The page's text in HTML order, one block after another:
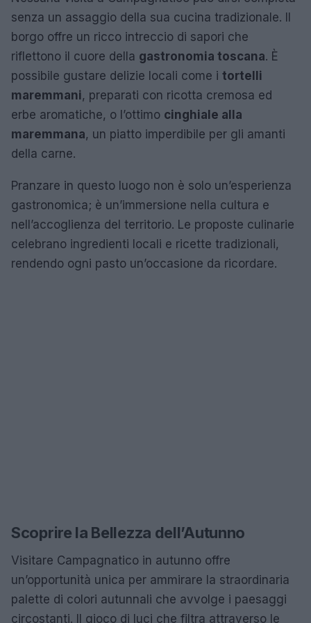
senza un assaggio della sua cucina tradizionale. Il
borgo offre un ricco intreccio di sapori che
riflettono il cuore della gastronomia toscana. È
possibile gustare delizie locali come i tortelli
maremmani, preparati con ricotta cremosa ed
erbe aromatiche, o l’ottimo cinghiale alla
maremmana, un piatto imperdibile per gli amanti
della carne.
Pranzare in questo luogo non è solo un’esperienza
gastronomica; è un’immersione nella cultura e
nell’accoglienza del territorio. Le proposte culinarie
celebrano ingredienti locali e ricette tradizionali,
rendendo ogni pasto un’occasione da ricordare.
Scoprire la Bellezza dell’Autunno
Visitare Campagnatico in autunno offre
un’opportunità unica per ammirare la straordinaria
palette di colori autunnali che avvolge i paesaggi
circostanti. Il gioco di luci che filtra attraverso le